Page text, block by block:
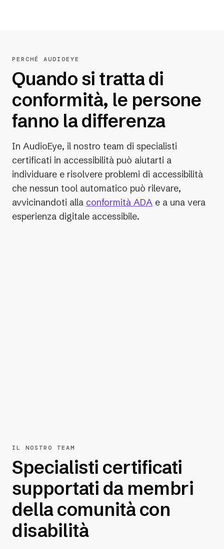
PERCHÉ AUDIOEYE
Quando si tratta di
conformità, le persone
fanno la differenza
In AudioEye, il nostro team di specialisti
certificati in accessibilità può aiutarti a
individuare e risolvere problemi di accessibilità
che nessun tool automatico può rilevare,
avvicinandoti alla conformità ADA e a una vera
esperienza digitale accessibile.
IL NOSTRO TEAM
Specialisti certificati
supportati da membri
della comunità con
disabilità